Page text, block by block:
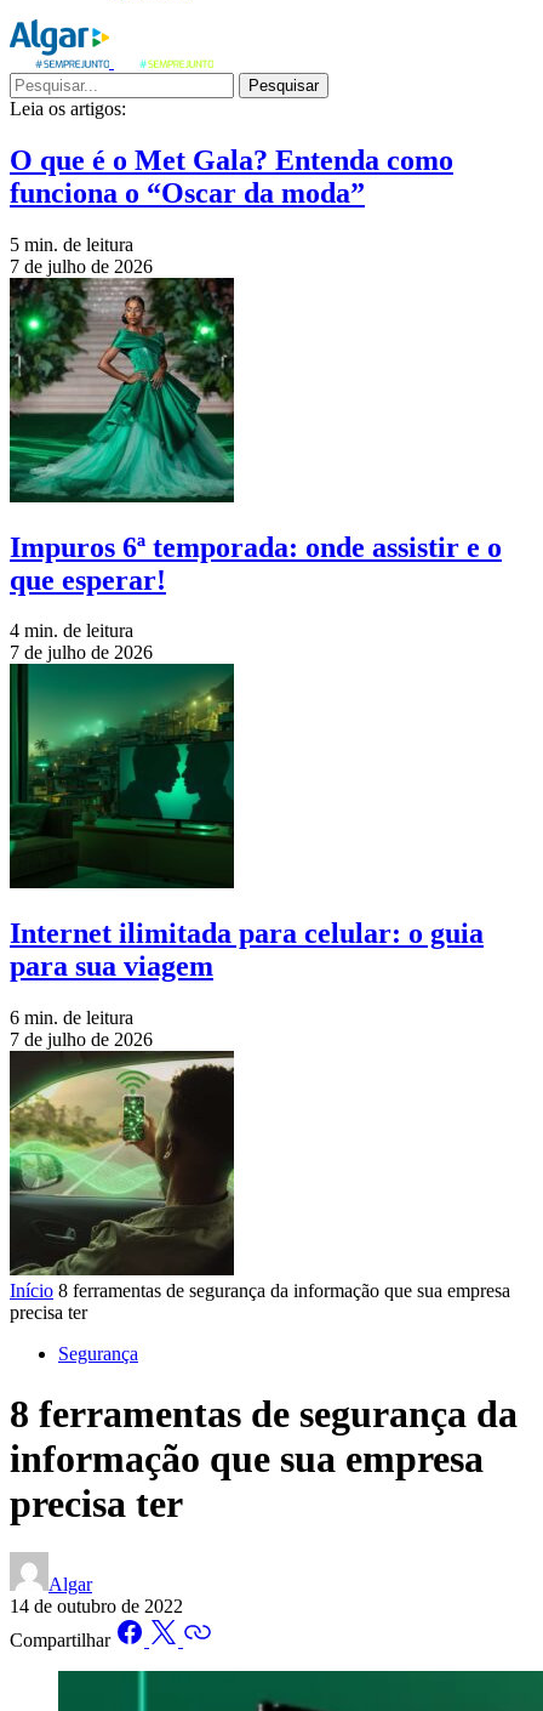
Pesquisar
Leia os artigos:
O que é o Met Gala? Entenda como
funciona o “Oscar da moda”
5 min. de leitura
7 de julho de 2026
Impuros 6ª temporada: onde assistir e o
que esperar!
4 min. de leitura
7 de julho de 2026
Internet ilimitada para celular: o guia
para sua viagem
6 min. de leitura
7 de julho de 2026
Início 8 ferramentas de segurança da informação que sua empresa
precisa ter
Segurança
8 ferramentas de segurança da
informação que sua empresa
precisa ter
Algar
14 de outubro de 2022
Compartilhar